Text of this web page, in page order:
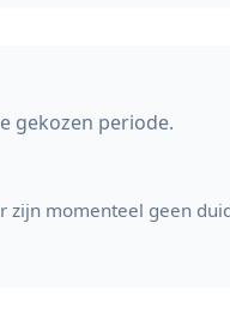
gekozen periode.
zijn momenteel geen